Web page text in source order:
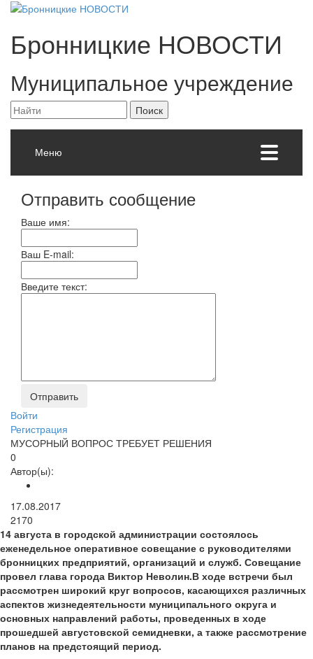
Бронницкие НОВОСТИ
Муниципальное учреждение
Меню
Отправить сообщение
Ваше имя:
Ваш E-mail:
Введите текст:
Войти
Регистрация
МУСОРНЫЙ ВОПРОС ТРЕБУЕТ РЕШЕНИЯ
0
Автор(ы):
17.08.2017
2170
14 августа в городской администрации состоялось
еженедельное оперативное совещание с руководителями
бронницких предприятий, организаций и служб. Совещание
провел глава города Виктор Неволин.В ходе встречи был
рассмотрен широкий круг вопросов, касающихся различных
аспектов жизнедеятельности муниципального округа и
основных направлений работы, проведенных в ходе
прошедшей августовской семидневки, а также рассмотрение
планов на предстоящий период.